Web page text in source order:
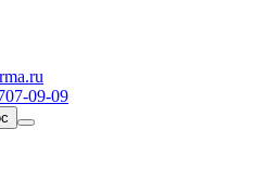
09-09